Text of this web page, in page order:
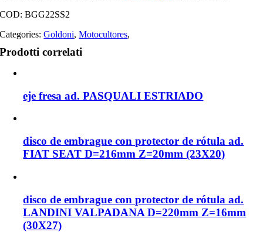
COD:BGG22SS2
Categories:Goldoni,Motocultores,
Prodotti correlati
eje fresa ad. PASQUALI ESTRIADO
disco de embrague con protector de rótula ad.
FIAT SEAT D=216mm Z=20mm (23X20)
disco de embrague con protector de rótula ad.
LANDINI VALPADANA D=220mm Z=16mm
(30X27)